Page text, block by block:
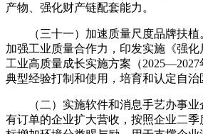
产物、强化财产链配套能力。
（三十一）加速质量尺度品牌扶植
加强工业质量合作力，印发实施《强
工业高质量成长实施方案（
典型经验打制和使用，培育和认定自治
（二）实施软件和消息手艺办事业
有订单的企业扩大营收，按照企业二季